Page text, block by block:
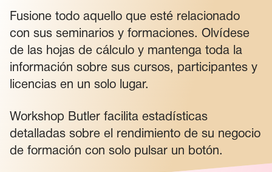
Fusione todo aquello que esté relacionado
con sus seminarios y formaciones. Olvídese
de las hojas de cálculo y mantenga toda la
información sobre sus cursos, participantes y
licencias en un solo lugar.
Workshop Butler facilita estadísticas
detalladas sobre el rendimiento de su negocio
de formación con solo pulsar un botón.